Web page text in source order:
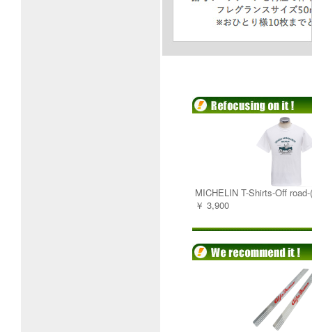
MICHELIN T-Shirts-Off
￥ 3,900